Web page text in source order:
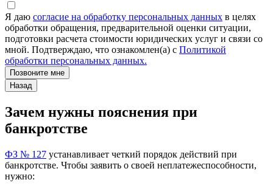
Я даю согласие на обработку персональных данных в целях
обработки обращения, предварительной оценки ситуации,
подготовки расчета стоимости юридических услуг и связи со
мной. Подтверждаю, что ознакомлен(а) с Политикой
обработки персональных данных.
Позвоните мне
Назад
Зачем нужны пояснения при
банкротстве
ФЗ № 127 устанавливает четкий порядок действий при
банкротстве. Чтобы заявить о своей неплатежеспособности,
нужно: